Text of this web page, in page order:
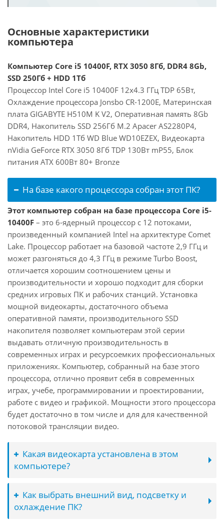
Основные характеристики
компьютера
Компьютер Core i5 10400F, RTX 3050 8Гб, DDR4 8Gb,
SSD 250Гб + HDD 1Тб
Процессор Intel Core i5 10400F 12x4.3 ГГц TDP 65Вт,
Охлаждение процессора Jonsbo CR-1200E, Материнская
плата GIGABYTE H510M K V2, Оперативная память 8Gb
DDR4, Накопитель SSD 256Гб M.2 Apacer AS2280P4,
Накопитель HDD 1Тб WD Blue WD10EZEX, Видеокарта
nVidia GeForce RTX 3050 8Гб TDP 130Вт mP55, Блок
питания ATX 600Вт 80+ Bronze
На базе какого процессора собран этот ПК?
Этот компьютер собран на базе процессора Core i5-
10400F – это 6-ядерный процессор с 12 потоками,
произведенный компанией Intel на архитектуре Comet
Lake. Процессор работает на базовой частоте 2,9 ГГц и
может разгоняться до 4,3 ГГц в режиме Turbo Boost,
отличается хорошим соотношением цены и
производительности и хорошо подходит для сборки
средних игровых ПК и рабочих станций. Установка
мощной видеокарты, достаточного объема
оперативной памяти, производительного SSD
накопителя позволяет компьютерам этой серии
выдавать отличную производительность в
современных играх и ресурсоемких профессиональных
приложениях. Компьютер, собранный на базе этого
процессора, отлично проявит себя в современных
играх, учебе, программировании и проектировании,
работе с видео и графикой. Мощности этого процессора
будет достаточно в том числе и для для качественной
потоковой трансляции видео.
Какая видеокарта установлена в этом
компьютере?
Как выбрать внешний вид, подсветку и
охлаждение ПК?